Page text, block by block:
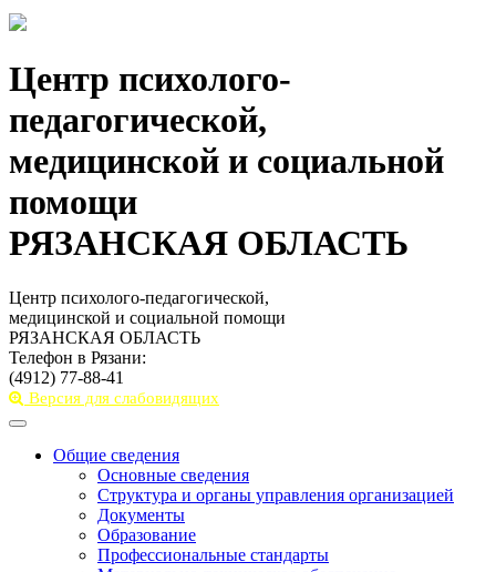
Центр психолого-
педагогической,
медицинской и социальной
помощи
РЯЗАНСКАЯ ОБЛАСТЬ
Центр психолого-педагогической,
медицинской и социальной помощи
РЯЗАНСКАЯ ОБЛАСТЬ
Телефон в Рязани:
(4912) 77-88-41
Версия для слабовидящих
Toggle
navigationОбщие сведения
Основные сведения
Структура и органы управления организацией
Документы
Образование
Профессиональные стандарты